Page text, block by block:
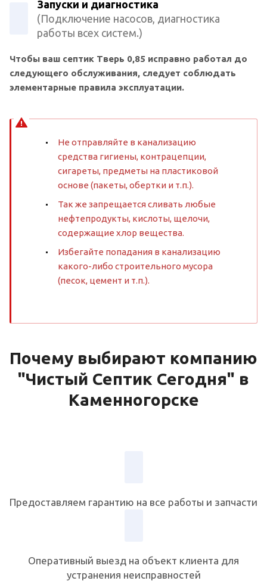
Запуски и диагностика
(Подключение насосов, диагностика
работы всех систем.)
Чтобы ваш септик Тверь 0,85 исправно работал до
следующего обслуживания, следует соблюдать
элементарные правила эксплуатации.
Не отправляйте в канализацию
средства гигиены, контрацепции,
сигареты, предметы на пластиковой
основе (пакеты, обертки и т.п.).
Так же запрещается сливать любые
нефтепродукты, кислоты, щелочи,
содержащие хлор вещества.
Избегайте попадания в канализацию
какого-либо строительного мусора
(песок, цемент и т.п.).
Почему выбирают компанию
"Чистый Септик Сегодня" в
Каменногорске
Предоставляем гарантию на все работы и запчасти
Оперативный выезд на объект клиента для
устранения неисправностей